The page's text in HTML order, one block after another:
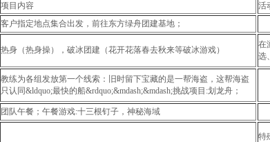
项目内容
活
客户指定地点集合出发，前往东方绿舟团建基地；
热身（热身操），破冰团建（花开花落春去秋来等破冰游戏）
在
选
教练为各组发放第一个线索：旧时留下宝藏的是一帮海盗，这帮海盗
只认同&ldquo;最快的船&rdquo;&mdash;&mdash;挑战项目:划龙舟；
团队午餐；午餐游戏:十三根钉子，神秘海域
特